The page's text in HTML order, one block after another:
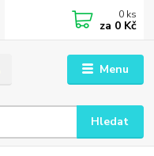
Menu
Hledat
0 ks
za 0 Kč